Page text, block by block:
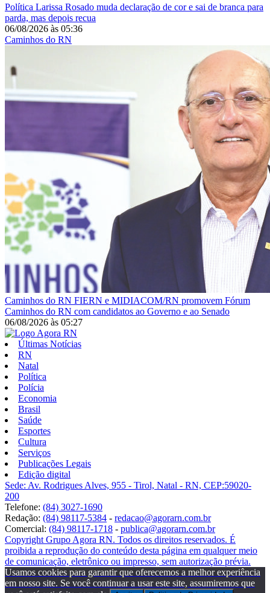
Política Larissa Rosado muda declaração de cor e sai de branca para
parda, mas depois recua
06/08/2026 às 05:36
Caminhos do RN
Caminhos do RN FIERN e MIDIACOM/RN promovem Fórum
Caminhos do RN com candidatos ao Governo e ao Senado
06/08/2026 às 05:27
Últimas Notícias
RN
Natal
Política
Polícia
Economia
Brasil
Saúde
Esportes
Cultura
Serviços
Publicações Legais
Edição digital
Sede: Av. Rodrigues Alves, 955 - Tirol, Natal - RN, CEP:59020-
200
Telefone: (84) 3027-1690
Redação: (84) 98117-5384 - redacao@agorarn.com.br
Comercial: (84) 98117-1718 - publica@agorarn.com.br
Copyright Grupo Agora RN. Todos os direitos reservados. É
proibida a reprodução do conteúdo desta página em qualquer meio
de comunicação, eletrônico ou impresso, sem autorização prévia.
Usamos cookies para garantir que oferecemos a melhor experiência
em nosso site. Se você continuar a usar este site, assumiremos que